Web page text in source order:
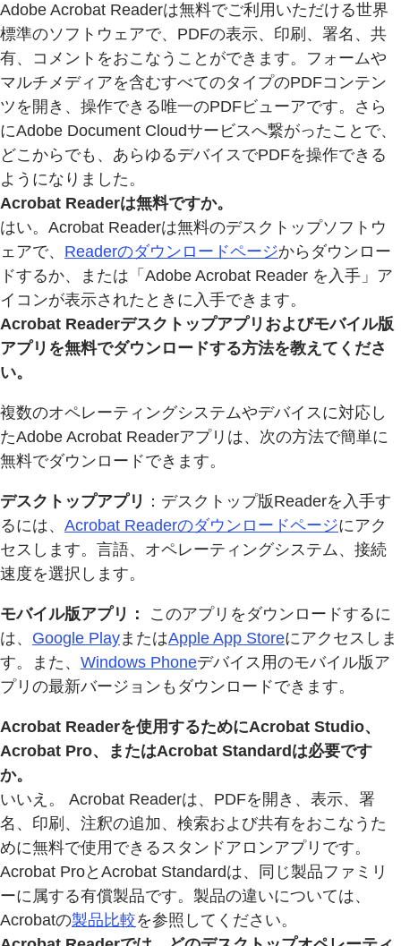
Adobe Acrobat Readerは無料でご利用いただける世界
標準のソフトウェアで、PDFの表示、印刷、署名、共
有、コメントをおこなうことができます。フォームや
マルチメディアを含むすべてのタイプのPDFコンテン
ツを開き、操作できる唯一のPDFビューアです。さら
にAdobe Document Cloudサービスへ繋がったことで、
どこからでも、あらゆるデバイスでPDFを操作できる
ようになりました。
Acrobat Readerは無料ですか。
はい。Acrobat Readerは無料のデスクトップソフトウ
ェアで、 Readerのダウンロードページからダウンロー
ドするか、または「Adobe Acrobat Reader を入手」ア
イコンが表示されたときに入手できます。
Acrobat Readerデスクトップアプリおよびモバイル版
アプリを無料でダウンロードする方法を教えてくださ
い。
複数のオペレーティングシステムやデバイスに対応し
たAdobe Acrobat Readerアプリは、次の方法で簡単に
無料でダウンロードできます。
デスクトップアプリ ：デスクトップ版Readerを入手す
るには、 Acrobat Readerのダウンロードページにアク
セスします。言語、オペレーティングシステム、接続
速度を選択します。
モバイル版アプリ：
このアプリをダウンロードするに
は、 Google PlayまたはApple App Storeにアクセスしま
す。また、 Windows Phoneデバイス用のモバイル版ア
プリの最新バージョンもダウンロードできます。
Acrobat Readerを使用するためにAcrobat Studio、
Acrobat Pro、またはAcrobat Standardは必要です
か。
いいえ。 Acrobat Readerは、PDFを開き、表示、署
名、印刷、注釈の追加、検索および共有をおこなうた
めに無料で使用できるスタンドアロンアプリです。
Acrobat ProとAcrobat Standardは、同じ製品ファミリ
ーに属する有償製品です。製品の違いについては、
Acrobatの製品比較を参照してください。